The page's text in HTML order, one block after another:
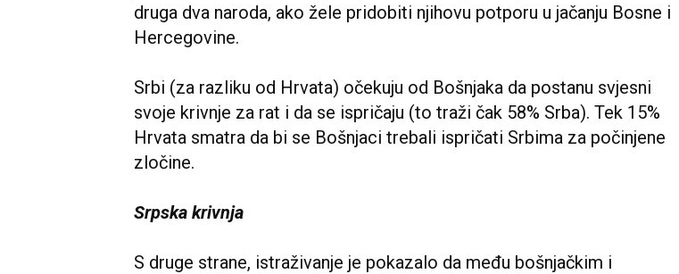
druga dva naroda, ako žele pridobiti njihovu potporu u jačanju Bosne i
Hercegovine.
Srbi (za razliku od Hrvata) očekuju od Bošnjaka da postanu svjesni
svoje krivnje za rat i da se ispričaju (to traži čak 58% Srba). Tek 15%
Hrvata smatra da bi se Bošnjaci trebali ispričati Srbima za počinjene
zločine.
Srpska krivnja
S druge strane, istraživanje je pokazalo da među bošnjačkim i